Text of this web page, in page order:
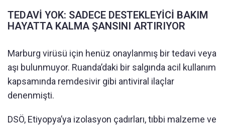
TEDAVİ YOK: SADECE DESTEKLEYİCİ BAKIM
HAYATTA KALMA ŞANSINI ARTIRIYOR
Marburg virüsü için henüz onaylanmış bir tedavi veya
aşı bulunmuyor. Ruanda’daki bir salgında acil kullanım
kapsamında remdesivir gibi antiviral ilaçlar
denenmişti.
DSÖ, Etiyopya’ya izolasyon çadırları, tıbbi malzeme ve